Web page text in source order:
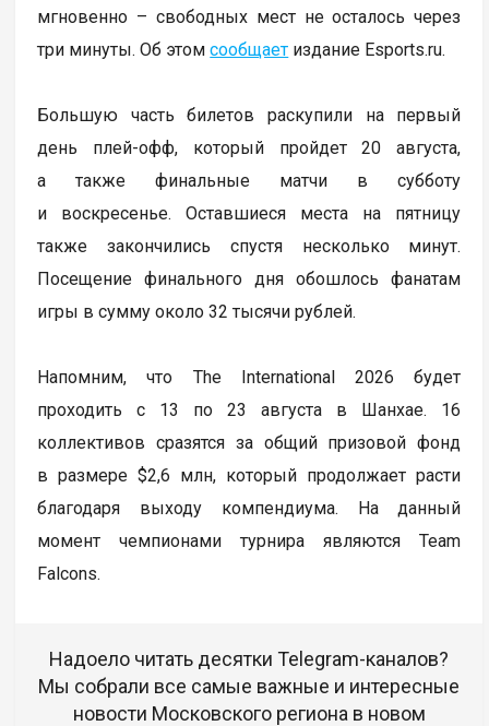
мгновенно – свободных мест не осталось через
три минуты. Об этомсообщает издание Esports.ru.
Большую часть билетов раскупили на первый
день плей-офф, который пройдет 20 августа,
а также финальные матчи в субботу
и воскресенье. Оставшиеся места на пятницу
также закончились спустя несколько минут.
Посещение финального дня обошлось фанатам
игры в сумму около 32 тысячи рублей.
Напомним, что The International 2026 будет
проходить с 13 по 23 августа в Шанхае. 16
коллективов сразятся за общий призовой фонд
в размере $2,6 млн, который продолжает расти
благодаря выходу компендиума. На данный
момент чемпионами турнира являются Team
Falcons.
Надоело читать десятки Telegram-каналов?
Мы собрали все самые важные и интересные
новости Московского региона в новом